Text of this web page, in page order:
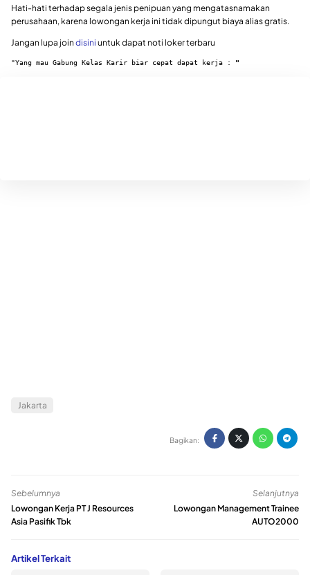
Hati-hati terhadap segala jenis penipuan yang mengatasnamakan
perusahaan, karena lowongan kerja ini tidak dipungut biaya alias gratis.
Jangan lupa join disini untuk dapat noti loker terbaru
"Yang mau Gabung Kelas Karir biar cepat dapat kerja : "
Jakarta
Bagikan:
Sebelumnya
Lowongan Kerja PT J Resources
Asia Pasifik Tbk
Selanjutnya
Lowongan Management Trainee
AUTO2000
Artikel Terkait